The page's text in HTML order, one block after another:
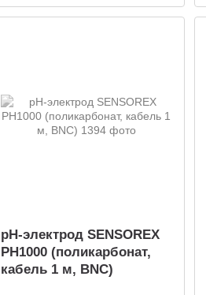
pH-электрод SENSOREX
PH1000 (поликарбонат,
кабель 1 м, BNC)